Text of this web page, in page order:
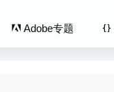
Adobe专题